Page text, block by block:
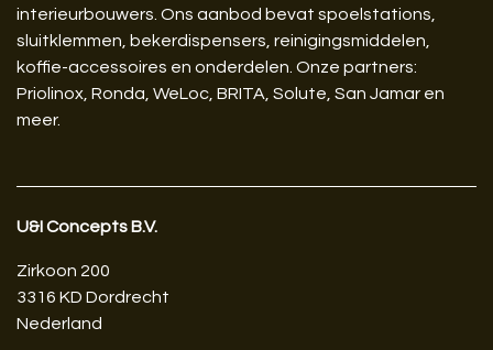
interieurbouwers. Ons aanbod bevat spoelstations,
sluitklemmen, bekerdispensers, reinigingsmiddelen,
koffie-accessoires en onderdelen. Onze partners:
Priolinox, Ronda, WeLoc, BRITA, Solute, San Jamar en
meer.
U&I Concepts B.V.​
Zirkoon 200
3316 KD Dordrecht
Nederland